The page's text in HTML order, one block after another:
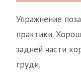
Упражнение
практики.
задней части
груди.